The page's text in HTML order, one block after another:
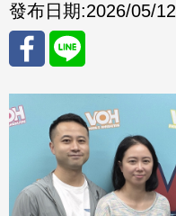
發布日期:2026/05/12
分享
至
eBo
分享
至
Line